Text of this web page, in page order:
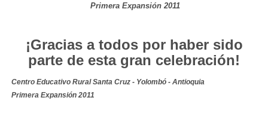
Primera Expansión 2011
¡Gracias a todos por haber sido
parte de esta gran celebración!
Centro Educativo Rural Santa Cruz - Yolombó - Antioquia
Primera Expansión 2011